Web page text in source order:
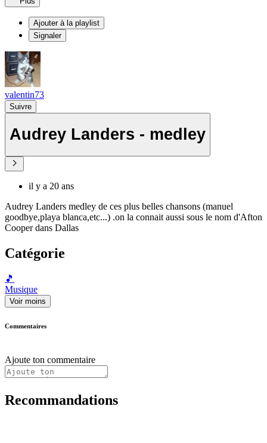
Ajouter à la playlist
Signaler
valentin73
Suivre
Audrey Landers - medley
il y a 20 ans
Audrey Landers medley de ces plus belles chansons (manuel
goodbye,playa blanca,etc...) .on la connait aussi sous le nom d'Afton
Cooper dans Dallas
Catégorie
🎵
Musique
Voir moins
Commentaires
Ajoute ton commentaire
Recommandations